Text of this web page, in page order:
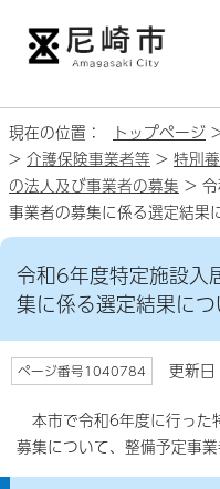
現在の位置： トップページ
> 介護保険事業者等 > 特別
の法人及び事業者の募集 > 令
事業者の募集に係る選定結果
令和6年度特定施設入
集に係る選定結果につ
ページ番号1040784 更新
本市で令和6年度に行った
募集について、整備予定事